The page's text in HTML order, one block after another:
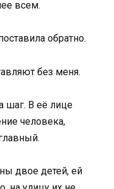
всем.
обратно.
без меня.
шаг. В её лице
человека,
двое детей, ей